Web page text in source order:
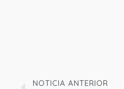
NOTICIA ANTERIOR